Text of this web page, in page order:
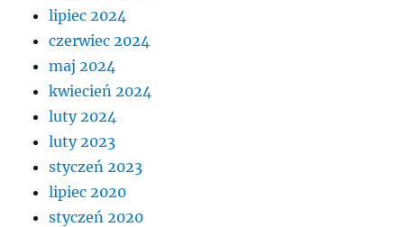
lipiec 2024
czerwiec 2024
maj 2024
kwiecień 2024
luty 2024
luty 2023
styczeń 2023
lipiec 2020
styczeń 2020